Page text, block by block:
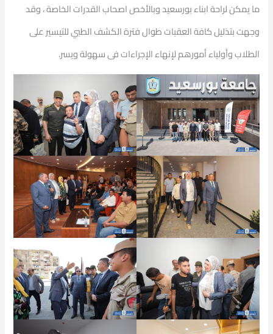
ما يمكن لراحة ابناء بورسعيد وبالأخص اصحاب القدرات الخاصة ، وقد
وجهت بتذليل كافة العقبات طوال فترة الكشف الطبي للتيسير على
الطلاب وأولياء أمورهم لإنهاء الإجراءات فى سهولة ويسر.